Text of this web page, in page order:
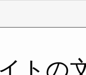
トの